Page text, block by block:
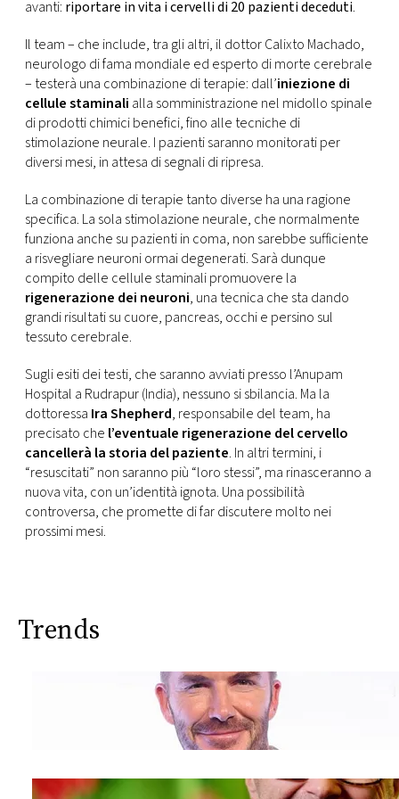
CONSIGLIA
avanti: riportare in vita i cervelli di 20 pazienti deceduti.
Il team – che include, tra gli altri, il dottor Calixto Machado,
neurologo di fama mondiale ed esperto di morte cerebrale
– testerà una combinazione di terapie: dall’iniezione di
cellule staminali alla somministrazione nel midollo spinale
di prodotti chimici benefici, fino alle tecniche di
stimolazione neurale. I pazienti saranno monitorati per
diversi mesi, in attesa di segnali di ripresa.
La combinazione di terapie tanto diverse ha una ragione
specifica. La sola stimolazione neurale, che normalmente
funziona anche su pazienti in coma, non sarebbe sufficiente
a risvegliare neuroni ormai degenerati. Sarà dunque
compito delle cellule staminali promuovere la
rigenerazione dei neuroni, una tecnica che sta dando
grandi risultati su cuore, pancreas, occhi e persino sul
tessuto cerebrale.
Sugli esiti dei testi, che saranno avviati presso l’Anupam
Hospital a Rudrapur (India), nessuno si sbilancia. Ma la
dottoressa Ira Shepherd, responsabile del team, ha
precisato che l’eventuale rigenerazione del cervello
cancellerà la storia del paziente. In altri termini, i
“resuscitati” non saranno più “loro stessi”, ma rinasceranno a
nuova vita, con un’identità ignota. Una possibilità
controversa, che promette di far discutere molto nei
prossimi mesi.
Trends